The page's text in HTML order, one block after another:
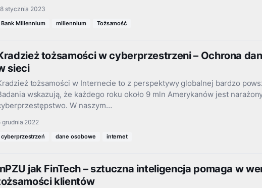
stycznia 2023
Bank Millennium millennium Tożsamość
tożsamości w cyberprzestrzeni – Ochrona
sieci
tożsamości w Internecie to z perspektywy globalnej bardzo
wskazują, że każdego roku około 9 mln Amerykanów jest
W naszym…
grudnia 2022
cyberprzestrzeń dane osobowe internet
jak FinTech – sztuczna inteligencja pomaga w
klientów